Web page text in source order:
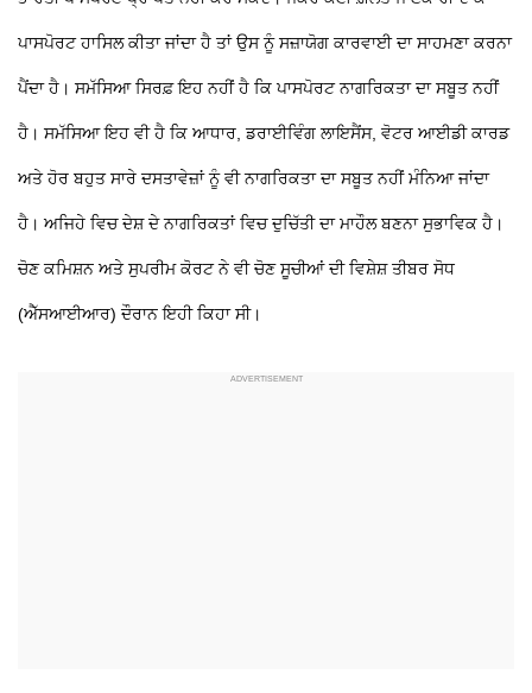
ਪਾਸਪੋਰਟ ਹਾਸਿਲ ਕੀਤਾ ਜਾਂਦਾ ਹੈ ਤਾਂ ਉਸ ਨੂੰ ਸਜ਼ਾਯੋਗ ਕਾਰਵਾਈ ਦਾ ਸਾਹਮਣਾ ਕਰਨਾ
ਪੈਂਦਾ ਹੈ। ਸਮੱਸਿਆ ਸਿਰਫ਼ ਇਹ ਨਹੀਂ ਹੈ ਕਿ ਪਾਸਪੋਰਟ ਨਾਗਰਿਕਤਾ ਦਾ ਸਬੂਤ ਨਹੀਂ
ਹੈ। ਸਮੱਸਿਆ ਇਹ ਵੀ ਹੈ ਕਿ ਆਧਾਰ, ਡਰਾਈਵਿੰਗ ਲਾਇਸੈਂਸ, ਵੋਟਰ ਆਈਡੀ ਕਾਰਡ
ਅਤੇ ਹੋਰ ਬਹੁਤ ਸਾਰੇ ਦਸਤਾਵੇਜ਼ਾਂ ਨੂੰ ਵੀ ਨਾਗਰਿਕਤਾ ਦਾ ਸਬੂਤ ਨਹੀਂ ਮੰਨਿਆ ਜਾਂਦਾ
ਹੈ। ਅਜਿਹੇ ਵਿਚ ਦੇਸ਼ ਦੇ ਨਾਗਰਿਕਤਾਂ ਵਿਚ ਦੁਚਿੱਤੀ ਦਾ ਮਾਹੌਲ ਬਣਨਾ ਸੁਭਾਵਿਕ ਹੈ।
ਚੋਣ ਕਮਿਸ਼ਨ ਅਤੇ ਸੁਪਰੀਮ ਕੋਰਟ ਨੇ ਵੀ ਚੋਣ ਸੂਚੀਆਂ ਦੀ ਵਿਸ਼ੇਸ਼ ਤੀਬਰ ਸੋਧ
(ਐੱਸਆਈਆਰ) ਦੌਰਾਨ ਇਹੀ ਕਿਹਾ ਸੀ।